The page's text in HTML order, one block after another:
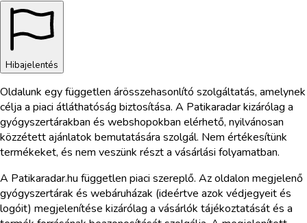
Hibajelentés
Oldalunk egy független árösszehasonlító szolgáltatás, amelynek
célja a piaci átláthatóság biztosítása. A Patikaradar kizárólag a
gyógyszertárakban és webshopokban elérhető, nyilvánosan
közzétett ajánlatok bemutatására szolgál. Nem értékesítünk
termékeket, és nem veszünk részt a vásárlási folyamatban.
A Patikaradar.hu független piaci szereplő. Az oldalon megjelenő
gyógyszertárak és webáruházak (ideértve azok védjegyeit és
logóit) megjelenítése kizárólag a vásárlók tájékoztatását és a